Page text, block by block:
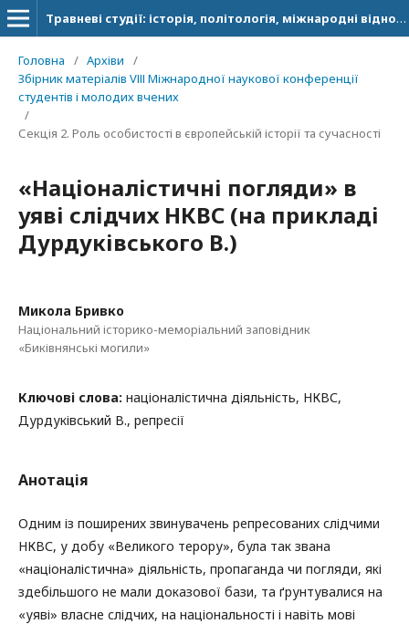
Травневі студії: історія, політологія, міжнародні відносини
Головна / Архіви
/
Збірник матеріалів VІІІ Міжнародної наукової конференції
студентів і молодих вчених
/
Секція 2. Роль особистості в європейській історії та сучасності
«Націоналістичні погляди» в
уяві слідчих НКВС (на прикладі
Дурдуківського В.)
Микола Бривко
Національний історико-меморіальний заповідник
«Биківнянські могили»
Ключові слова: націоналістична діяльність, НКВС,
Дурдуківський В., репресії
Анотація
Одним із поширених звинувачень репресованих слідчими
НКВС, у добу «Великого терору», була так звана
«націоналістична» діяльність, пропаганда чи погляди, які
здебільшого не мали доказової бази, та ґрунтувалися на
«уяві» власне слідчих, на національності і навіть мові